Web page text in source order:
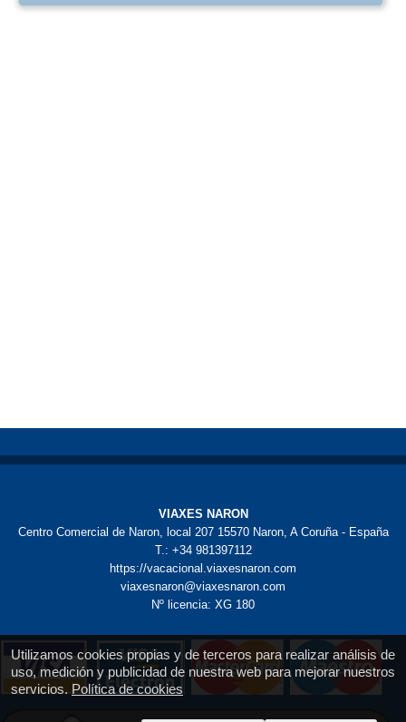
Utilizamos cookies propias y de terceros para realizar análisis de
uso, medición y publicidad de nuestra web para mejorar nuestros
servicios. Política de cookies
VIAXES NARON
Centro Comercial de Naron, local 207 15570 Naron, A Coruña - España
T.: +34 981397112
https://vacacional.viaxesnaron.com
viaxesnaron@viaxesnaron.com
Nº licencia: XG 180